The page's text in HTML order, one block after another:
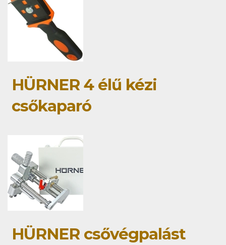
HÜRNER 4 élű kézi
csőkaparó
HÜRNER csővégpalást